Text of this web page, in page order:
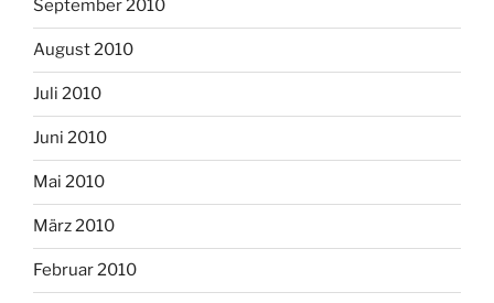
September 2010
August 2010
Juli 2010
Juni 2010
Mai 2010
März 2010
Februar 2010